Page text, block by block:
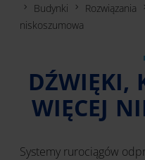
Budynki
Rozwiązania
niskoszumowa
DŹWIĘKI,
WIĘCEJ
Systemy rurociągów